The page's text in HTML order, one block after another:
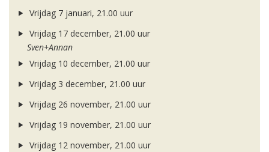
Vrijdag 7 januari, 21.00 uur
Vrijdag 17 december, 21.00 uur
Sven+Annan
Vrijdag 10 december, 21.00 uur
Vrijdag 3 december, 21.00 uur
Vrijdag 26 november, 21.00 uur
Vrijdag 19 november, 21.00 uur
Vrijdag 12 november, 21.00 uur